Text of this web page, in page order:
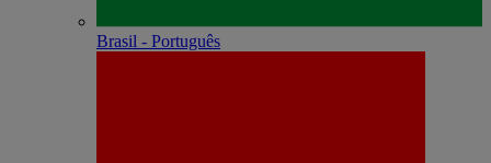
Brasil - Português